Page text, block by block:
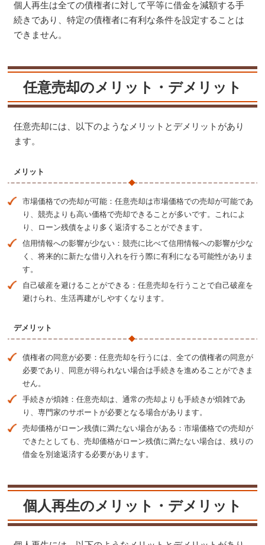
個人再生は全ての債権者に対して平等に借金を減額する手
続きであり、特定の債権者に有利な条件を設定することは
できません​​。
任意売却のメリット・デメリット
任意売却には、以下のようなメリットとデメリットがあり
ます。
メリット
市場価格での売却が可能：任意売却は市場価格での売却が可能であ
り、競売よりも高い価格で売却できることが多いです。これによ
り、ローン残債をより多く返済することができます​​。
信用情報への影響が少ない：競売に比べて信用情報への影響が少な
く、将来的に新たな借り入れを行う際に有利になる可能性がありま
す。
自己破産を避けることができる：任意売却を行うことで自己破産を
避けられ、生活再建がしやすくなります。
デメリット
債権者の同意が必要：任意売却を行うには、全ての債権者の同意が
必要であり、同意が得られない場合は手続きを進めることができま
せん​​。
手続きが煩雑：任意売却は、通常の売却よりも手続きが煩雑であ
り、専門家のサポートが必要となる場合があります。
売却価格がローン残債に満たない場合がある：市場価格での売却が
できたとしても、売却価格がローン残債に満たない場合は、残りの
借金を別途返済する必要があります​​。
個人再生のメリット・デメリット